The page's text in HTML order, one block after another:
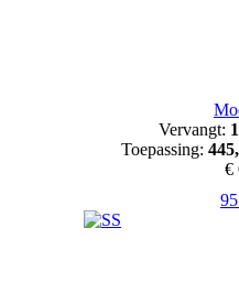
Vervangt:
Toepassing:
€